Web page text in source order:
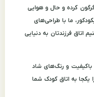
کرده و حال و هوایی
ما با طراحی‌های
اتاق فرزندتان به دنیایی
باکیفیت و رنگ‌های شاد
یکجا به اتاق کودک شما